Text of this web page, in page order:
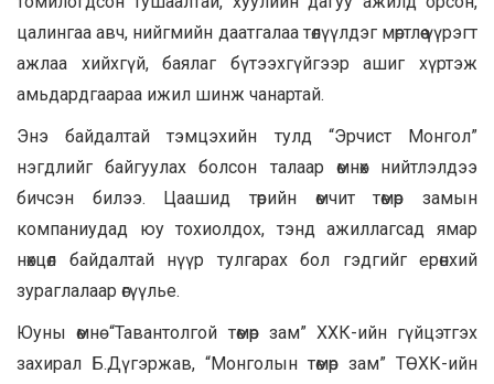
цалингаа авч, нийгмийн даатгалаа төлүүлдэг мөртлөө үүрэгт
ажлаа хийхгүй, баялаг бүтээхгүйгээр ашиг хүртэж
амьдардгаараа ижил шинж чанартай.
Энэ байдалтай тэмцэхийн тулд “Эрчист Монгол”
нэгдлийг байгуулах болсон талаар өмнөх нийтлэлдээ
бичсэн билээ. Цаашид төрийн өмчит төмөр замын
компаниудад юу тохиолдох, тэнд ажиллагсад ямар
нөхцөл байдалтай нүүр тулгарах бол гэдгийг ерөнхий
зураглалаар өгүүлье.
Юуны өмнө “Тавантолгой төмөр зам” ХХК-ийн гүйцэтгэх
захирал Б.Дүгэржав, “Монголын төмөр зам” ТӨХК-ийн